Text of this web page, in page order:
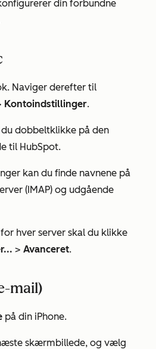
din forbundne
Naviger derefter til
Kontoindstillinger.
du dobbeltklikke på den
til HubSpot.
kan du finde navnene på
(IMAP) og udgående
hver server skal du klikke
> Avanceret.
mail)
på din iPhone.
skærmbillede, og vælg